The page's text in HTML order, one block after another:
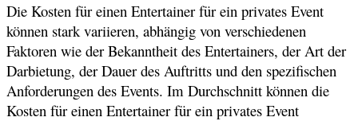
Die Kosten für einen Entertainer für ein privates Event
können stark variieren, abhängig von verschiedenen
Faktoren wie der Bekanntheit des Entertainers, der Art der
Darbietung, der Dauer des Auftritts und den spezifischen
Anforderungen des Events. Im Durchschnitt können die
Kosten für einen Entertainer für ein privates Event